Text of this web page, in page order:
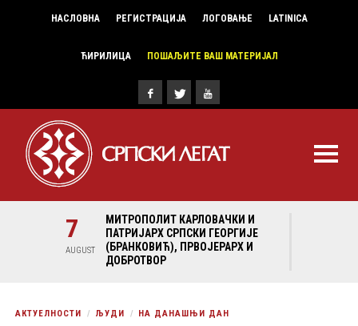
НАСЛОВНА РЕГИСТРАЦИЈА ЛОГОВАЊЕ LATINICA
ЋИРИЛИЦА ПОШАЉИТЕ ВАШ МАТЕРИЈАЛ
7
AUGUST
МИТРОПОЛИТ КАРЛОВАЧКИ И
ПАТРИЈАРХ СРПСКИ ГЕОРГИЈЕ
(БРАНКОВИЋ), ПРВОЈЕРАРХ И
ДОБРОТВОР
АКТУЕЛНОСТИ ЉУДИ НА ДАНАШЊИ ДАН